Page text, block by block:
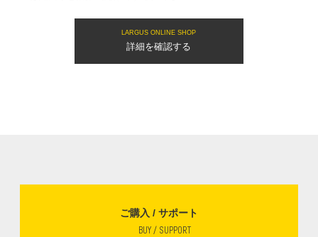
LARGUS ONLINE SHOP
詳細を確認する
ご購入 / サポート
BUY / SUPPORT